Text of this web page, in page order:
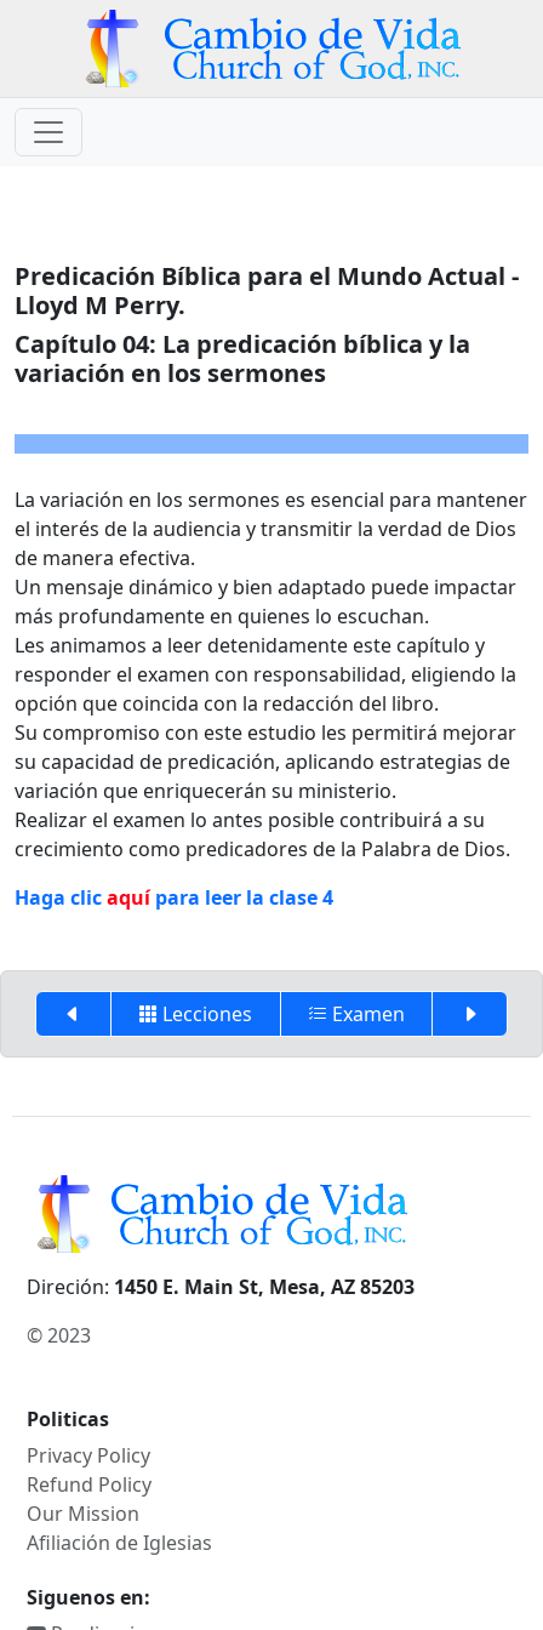
Predicación Bíblica para el Mundo Actual -
Lloyd M Perry.
Capítulo 04: La predicación bíblica y la
variación en los sermones
La variación en los sermones es esencial para mantener
el interés de la audiencia y transmitir la verdad de Dios
de manera efectiva.
Un mensaje dinámico y bien adaptado puede impactar
más profundamente en quienes lo escuchan.
Les animamos a leer detenidamente este capítulo y
responder el examen con responsabilidad, eligiendo la
opción que coincida con la redacción del libro.
Su compromiso con este estudio les permitirá mejorar
su capacidad de predicación, aplicando estrategias de
variación que enriquecerán su ministerio.
Realizar el examen lo antes posible contribuirá a su
crecimiento como predicadores de la Palabra de Dios.
Haga clicaquí para leer la clase 4
Lecciones Examen
Direción: 1450 E. Main St, Mesa, AZ 85203
© 2023
Politicas
Privacy Policy
Refund Policy
Our Mission
Afiliación de Iglesias
Siguenos en: